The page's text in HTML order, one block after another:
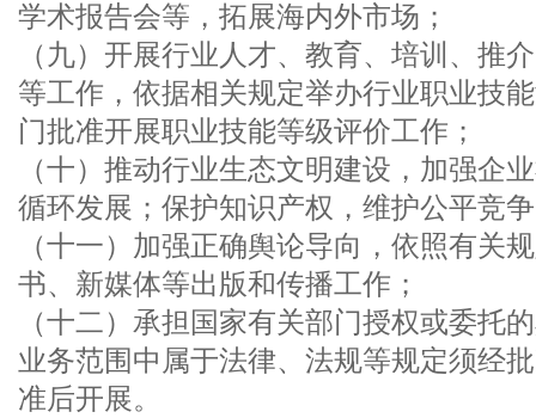
学术报告会等，拓展海内外市场；
（九）开展行业人才、教育、培训、推
等工作，依据相关规定举办行业职业技
门批准开展职业技能等级评价工作；
（十）推动行业生态文明建设，加强企
循环发展；保护知识产权，维护公平竞
（十一）加强正确舆论导向，依照有关
书、新媒体等出版和传播工作；
（十二）承担国家有关部门授权或委托
业务范围中属于法律、法规等规定须经
准后开展。